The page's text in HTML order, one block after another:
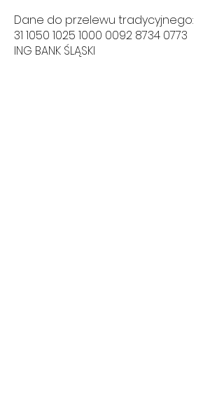
Dane do przelewu tradycyjnego:
31 1050 1025 1000 0092 8734 0773
ING BANK ŚLĄSKI